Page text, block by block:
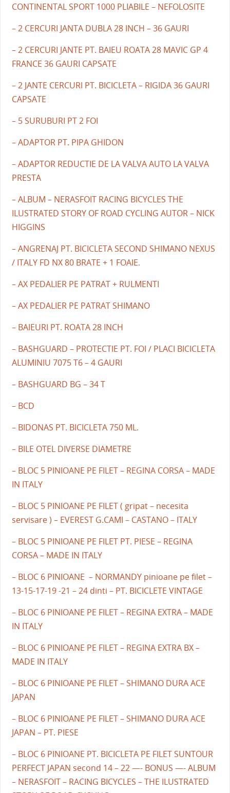
CONTINENTAL SPORT 1000 PLIABILE – NEFOLOSITE
– 2 CERCURI JANTA DUBLA 28 INCH – 36 GAURI
– 2 CERCURI JANTE PT. BAIEU ROATA 28 MAVIC GP 4
FRANCE 36 GAURI CAPSATE
– 2 JANTE CERCURI PT. BICICLETA – RIGIDA 36 GAURI
CAPSATE
– 5 SURUBURI PT 2 FOI
– ADAPTOR PT. PIPA GHIDON
– ADAPTOR REDUCTIE DE LA VALVA AUTO LA VALVA
PRESTA
– ALBUM – NERASFOIT RACING BICYCLES THE
ILUSTRATED STORY OF ROAD CYCLING AUTOR – NICK
HIGGINS
– ANGRENAJ PT. BICICLETA SECOND SHIMANO NEXUS
/ ITALY FD NX 80 BRATE + 1 FOAIE.
– AX PEDALIER PE PATRAT + RULMENTI
– AX PEDALIER PE PATRAT SHIMANO
– BAIEURI PT. ROATA 28 INCH
– BASHGUARD – PROTECTIE PT. FOI / PLACI BICICLETA
ALUMINIU 7075 T6 – 4 GAURI
– BASHGUARD BG – 34 T
– BCD
– BIDONAS PT. BICICLETA 750 ML.
– BILE OTEL DIVERSE DIAMETRE
– BLOC 5 PINIOANE PE FILET – REGINA CORSA – MADE
IN ITALY
– BLOC 5 PINIOANE PE FILET ( gripat – necesita
servisare ) – EVEREST G.CAMI – CASTANO – ITALY
– BLOC 5 PINIOANE PE FILET PT. PIESE – REGINA
CORSA – MADE IN ITALY
– BLOC 6 PINIOANE – NORMANDY pinioane pe filet –
13-15-17-19 -21 – 24 dinti – PT. BICICLETE VINTAGE
– BLOC 6 PINIOANE PE FILET – REGINA EXTRA – MADE
IN ITALY
– BLOC 6 PINIOANE PE FILET – REGINA EXTRA BX –
MADE IN ITALY
– BLOC 6 PINIOANE PE FILET – SHIMANO DURA ACE
JAPAN
– BLOC 6 PINIOANE PE FILET – SHIMANO DURA ACE
JAPAN – PT. PIESE
– BLOC 6 PINIOANE PT. BICICLETA PE FILET SUNTOUR
PERFECT JAPAN second 14 – 22 —- BONUS —- ALBUM
– NERASFOIT – RACING BICYCLES – THE ILUSTRATED